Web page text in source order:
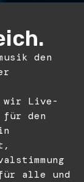
den
wir Live-
für den
alle und